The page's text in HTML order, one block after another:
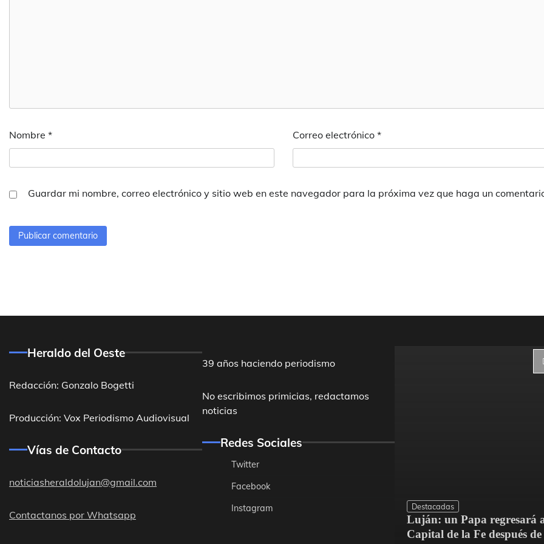
Nombre * Correo electrónico *
Guardar mi nombre, correo electrónico y sitio web en este navegador para la próxima vez que haga un
Heraldo del Oeste
Redacción: Gonzalo Bogetti
Producción: Vox Periodismo Audiovisual
Vías de Contacto
noticiasheraldolujan@gmail.com
Contactanos por Whatsapp
39 años haciendo periodismo
No escribimos primicias, redactamos
noticias
Redes Sociales
Twitter
Facebook
Instagram
Destacadas
Luján: un Papa regresará
Capital de la Fe después